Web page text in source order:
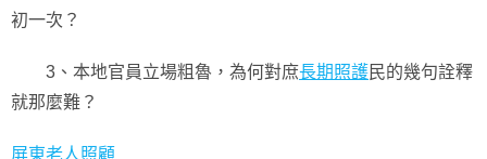
初一次？
3、本地官員立場粗魯，為何對庶長期照護民的幾句詮釋
就那麼難？
屏東老人照顧